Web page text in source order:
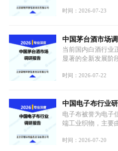
沉积（CVD）、原
密制造流程。
时间：2026-07-23
中国茅台酒市场
当前国内白酒行业
显著的全新发展阶
道。贵州茅台凭借
业。
时间：2026-07-22
中国电子布行业
电子布被誉为电子
端工业织物，主要
生产制造过程中不
时间：2026-07-20